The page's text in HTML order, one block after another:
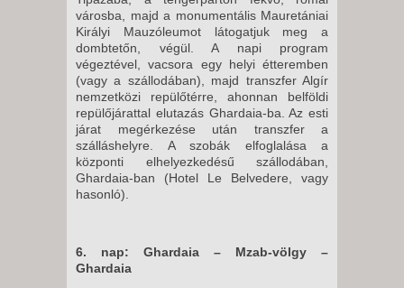
városba, majd a monumentális Mauretániai
Királyi Mauzóleumot látogatjuk meg a
dombtetőn, végül. A napi program
végeztével, vacsora egy helyi étteremben
(vagy a szállodában), majd transzfer Algír
nemzetközi repülőtérre, ahonnan belföldi
repülőjárattal elutazás Ghardaia-ba. Az esti
járat megérkezése után transzfer a
szálláshelyre. A szobák elfoglalása a
központi elhelyezkedésű szállodában,
Ghardaia-ban (Hotel Le Belvedere, vagy
hasonló).
6. nap: Ghardaia – Mzab-völgy –
Ghardaia